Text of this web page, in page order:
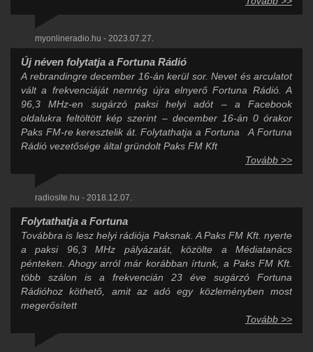
myonlineradio.hu - 2023.07.27.
Új néven folytatja a Fortuna Rádió
A rebrandingre december 16-án kerül sor. Nevet és arculatot
vált a frekvenciáját nemrég újra elnyerő Fortuna Rádió. A
96,3 MHz-en sugárzó paksi helyi adót – a Facebook
oldalukra feltöltött kép szerint – december 16-án 0 órakor
Paks FM-re keresztelik át. Folytathatja a Fortuna A Fortuna
Rádió vezetősége által gründolt Paks FM Kft
Tovább >>
radiosite.hu - 2018.12.07.
Folytathatja a Fortuna
Továbbra is lesz helyi rádiója Paksnak. A Paks FM Kft. nyerte
a paksi 96,3 MHz pályázatát, közölte a Médiatanács
pénteken. Ahogy arról már korábban írtunk, a Paks FM Kft.
több szálon is a frekvencián 23 éve sugárzó Fortuna
Rádióhoz köthető, amit az adó egy közleményben most
megerősített
Tovább >>